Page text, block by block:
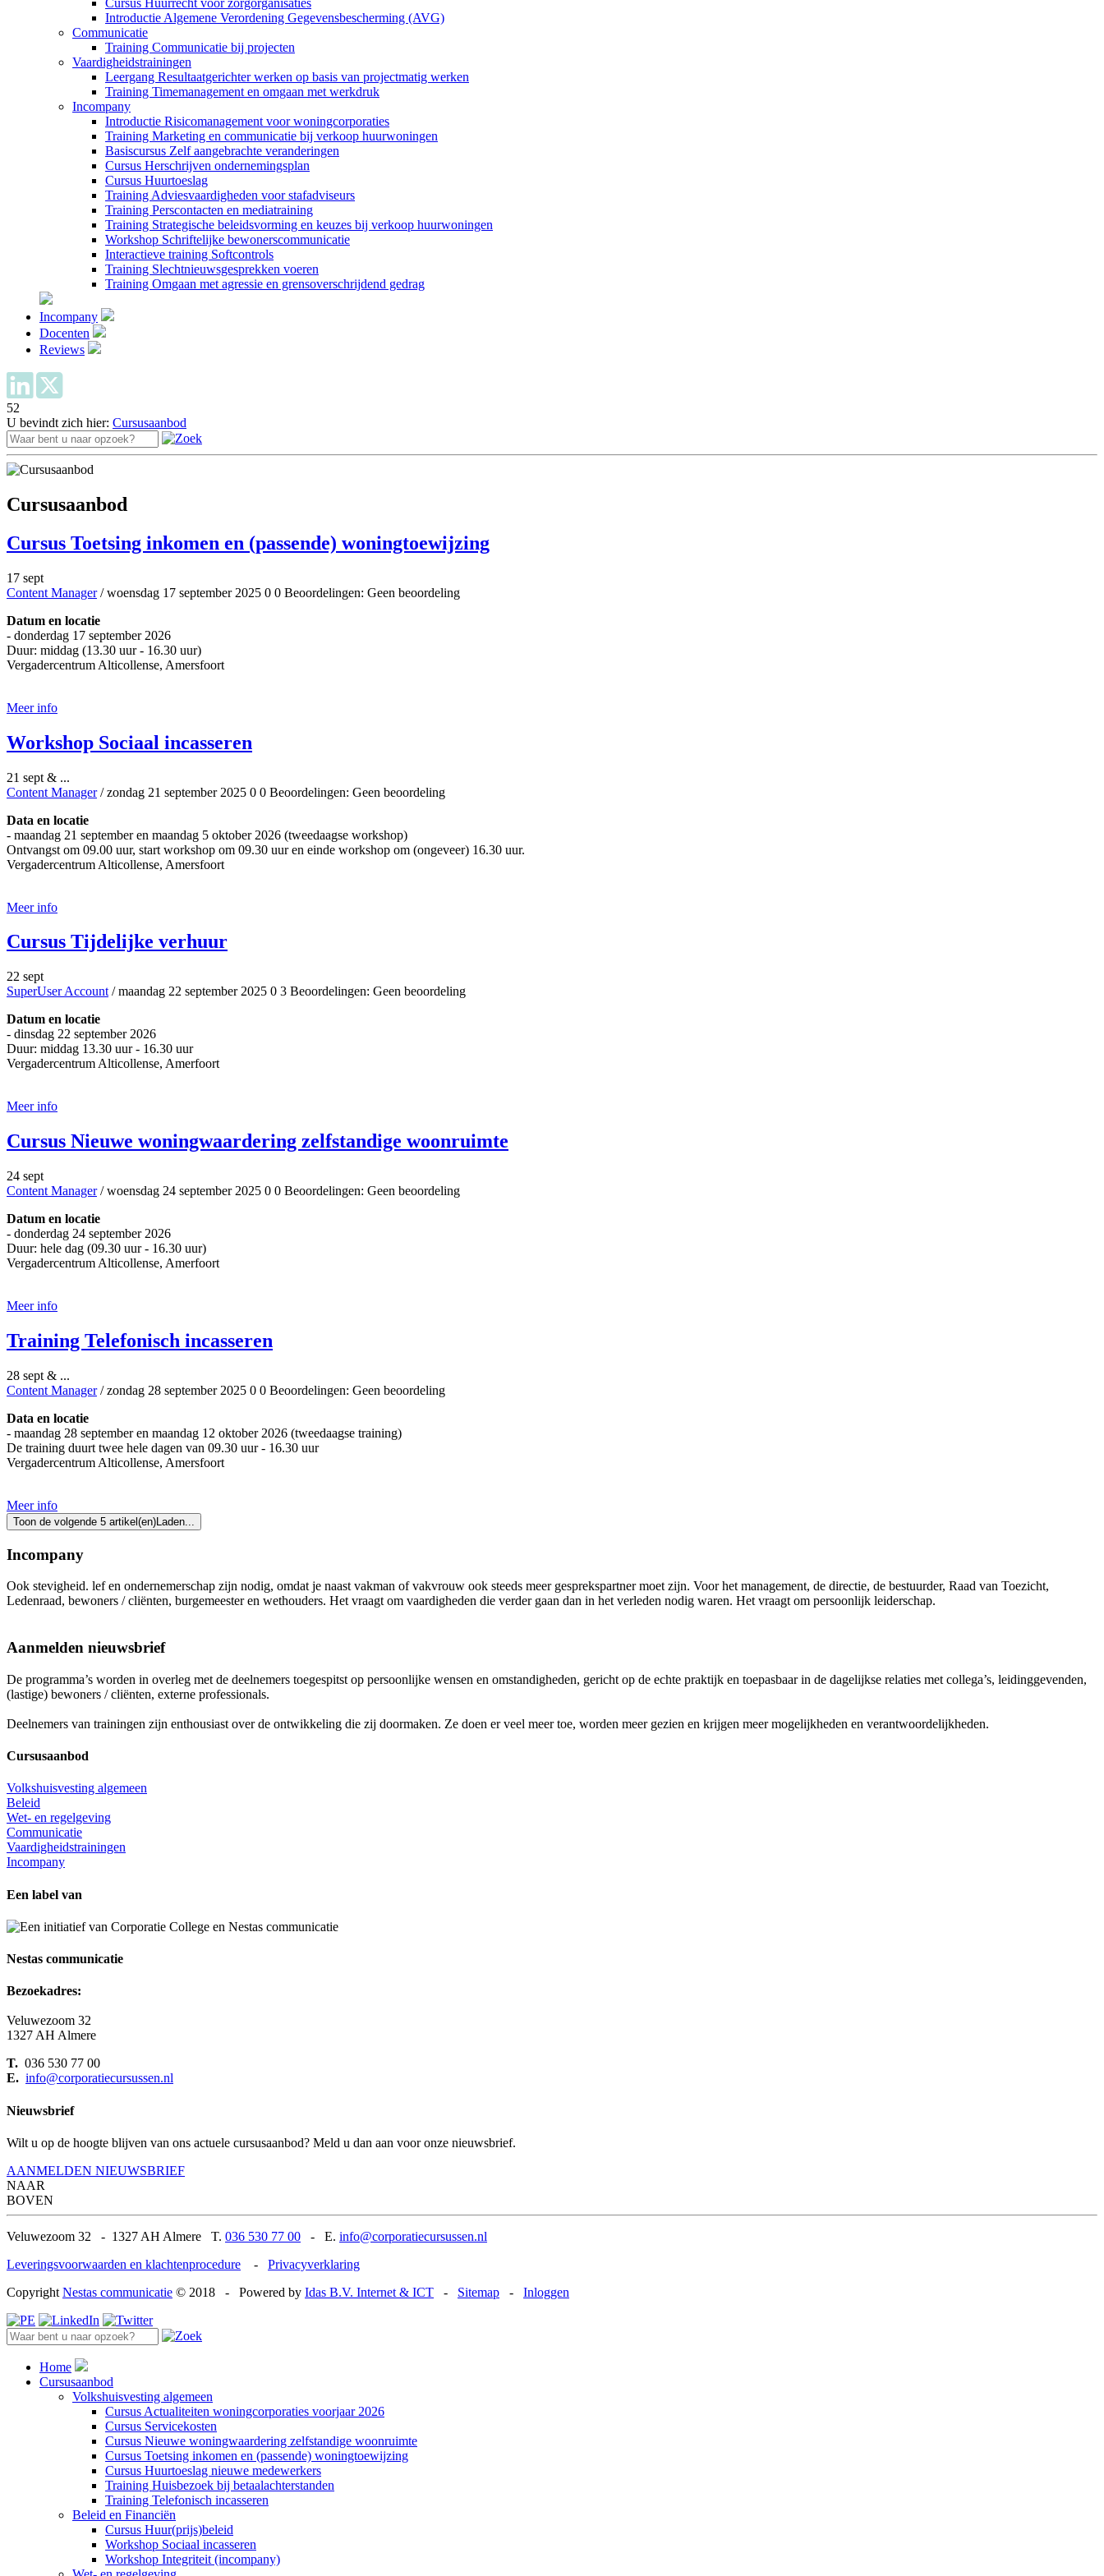
Cursus Huurrecht voor zorgorganisaties
Introductie Algemene Verordening Gegevensbescherming (AVG)
Communicatie
Training Communicatie bij projecten
Vaardigheidstrainingen
Leergang Resultaatgerichter werken op basis van projectmatig werken
Training Timemanagement en omgaan met werkdruk
Incompany
Introductie Risicomanagement voor woningcorporaties
Training Marketing en communicatie bij verkoop huurwoningen
Basiscursus Zelf aangebrachte veranderingen
Cursus Herschrijven ondernemingsplan
Cursus Huurtoeslag
Training Adviesvaardigheden voor stafadviseurs
Training Perscontacten en mediatraining
Training Strategische beleidsvorming en keuzes bij verkoop huurwoningen
Workshop Schriftelijke bewonerscommunicatie
Interactieve training Softcontrols
Training Slechtnieuwsgesprekken voeren
Training Omgaan met agressie en grensoverschrijdend gedrag
Incompany
Docenten
Reviews
52
U bevindt zich hier: Cursusaanbod
Cursusaanbod
Cursus Toetsing inkomen en (passende) woningtoewijzing
17 sept
Content Manager / woensdag 17 september 2025 0 0 Beoordelingen: Geen beoordeling
Datum en locatie
- donderdag 17 september 2026
Duur: middag (13.30 uur - 16.30 uur)
Vergadercentrum Alticollense, Amersfoort
Meer info
Workshop Sociaal incasseren
21 sept & ...
Content Manager / zondag 21 september 2025 0 0 Beoordelingen: Geen beoordeling
Data en locatie
- maandag 21 september en maandag 5 oktober 2026 (tweedaagse workshop)
Ontvangst om 09.00 uur, start workshop om 09.30 uur en einde workshop om (ongeveer) 16.30 uur.
Vergadercentrum Alticollense, Amersfoort
Meer info
Cursus Tijdelijke verhuur
22 sept
SuperUser Account / maandag 22 september 2025 0 3 Beoordelingen: Geen beoordeling
Datum en locatie
- dinsdag 22 september 2026
Duur: middag 13.30 uur - 16.30 uur
Vergadercentrum Alticollense, Amerfoort
Meer info
Cursus Nieuwe woningwaardering zelfstandige woonruimte
24 sept
Content Manager / woensdag 24 september 2025 0 0 Beoordelingen: Geen beoordeling
Datum en locatie
- donderdag 24 september 2026
Duur: hele dag (09.30 uur - 16.30 uur)
Vergadercentrum Alticollense, Amerfoort
Meer info
Training Telefonisch incasseren
28 sept & ...
Content Manager / zondag 28 september 2025 0 0 Beoordelingen: Geen beoordeling
Data en locatie
- maandag 28 september en maandag 12 oktober 2026 (tweedaagse training)
De training duurt twee hele dagen van 09.30 uur - 16.30 uur
Vergadercentrum Alticollense, Amersfoort
Meer info
Toon de volgende 5 artikel(en) Laden...
Incompany
Ook stevigheid. lef en ondernemerschap zijn nodig, omdat je naast vakman of vakvrouw ook steeds meer gesprekspartner moet zijn. Voor het management, de directie, de bestuurder, Raad van Toezicht,
Ledenraad, bewoners / cliënten, burgemeester en wethouders. Het vraagt om vaardigheden die verder gaan dan in het verleden nodig waren. Het vraagt om persoonlijk leiderschap.
Aanmelden nieuwsbrief
De programma’s worden in overleg met de deelnemers toegespitst op persoonlijke wensen en omstandigheden, gericht op de echte praktijk en toepasbaar in de dagelijkse relaties met collega’s, leidinggevenden,
(lastige) bewoners / cliënten, externe professionals.
Deelnemers van trainingen zijn enthousiast over de ontwikkeling die zij doormaken. Ze doen er veel meer toe, worden meer gezien en krijgen meer mogelijkheden en verantwoordelijkheden.
Cursusaanbod
Volkshuisvesting algemeen
Beleid
Wet- en regelgeving
Communicatie
Vaardigheidstrainingen
Incompany
Een label van
Nestas communicatie
Bezoekadres:
Veluwezoom 32
1327 AH Almere
T. 036 530 77 00
E. info@corporatiecursussen.nl
Nieuwsbrief
Wilt u op de hoogte blijven van ons actuele cursusaanbod? Meld u dan aan voor onze nieuwsbrief.
AANMELDEN NIEUWSBRIEF
NAAR
BOVEN
Veluwezoom 32 - 1327 AH Almere T. 036 530 77 00 - E. info@corporatiecursussen.nl
Leveringsvoorwaarden en klachtenprocedure
-
Privacyverklaring
Copyright Nestas communicatie © 2018 - Powered by Idas B.V. Internet & ICT - Sitemap - Inloggen
Home
Cursusaanbod
Volkshuisvesting algemeen
Cursus Actualiteiten woningcorporaties voorjaar 2026
Cursus Servicekosten
Cursus Nieuwe woningwaardering zelfstandige woonruimte
Cursus Toetsing inkomen en (passende) woningtoewijzing
Cursus Huurtoeslag nieuwe medewerkers
Training Huisbezoek bij betaalachterstanden
Training Telefonisch incasseren
Beleid en Financiën
Cursus Huur(prijs)beleid
Workshop Sociaal incasseren
Workshop Integriteit (incompany)